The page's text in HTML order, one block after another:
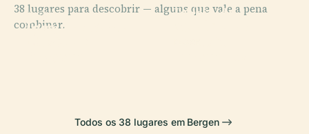
38 lugares para descobrir — alguns que vale a pena
combinar.
PLACE
Igreja de Santa
Igreja de
PLACE
Todos os 38 lugares em Bergen